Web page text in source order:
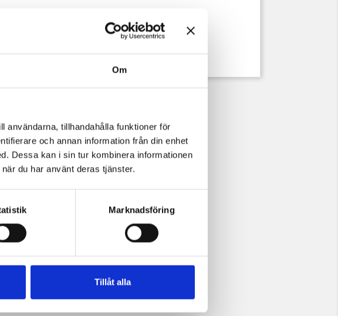
Om
användarna, tillhandahålla funktioner för
och annan information från din enhet
Dessa kan i sin tur kombinera informationen
du har använt deras tjänster.
Marknadsföring
Tillåt alla